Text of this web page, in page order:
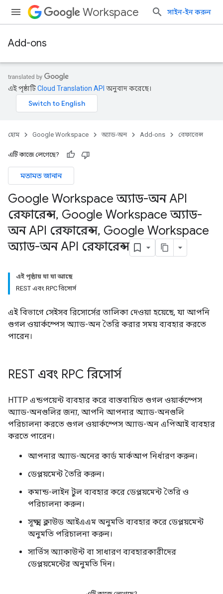
Workspace সাইন-ইন করুন
Add-ons
এই পৃষ্ঠাটিCloud Translation API অনুবাদ করেছে।
হোম Google Workspace অ্যাড-অন Add-ons রেফারেন্স
এটি কাজে লেগেছে?
মতামত জানান
Google Workspace অ্যাড-অন API
রেফারেন্স, Google Workspace অ্যাড-
অন API রেফারেন্স, Google Workspace
অ্যাড-অন API রেফারেন্স
এই পৃষ্ঠায় যা যা আছে
REST এবং RPC রিসোর্স
এই বিভাগে সেইসব রিসোর্সের তালিকা দেওয়া হয়েছে, যা আপনি
গুগল ওয়ার্কস্পেস অ্যাড-অন তৈরি করার সময় ব্যবহার করতে
পারেন।
REST এবং RPC রিসোর্স
HTTP এন্ডপয়েন্ট ব্যবহার করে বাস্তবায়িত গুগল ওয়ার্কস্পেস
অ্যাড-অনগুলির জন্য, আপনি আপনার অ্যাড-অনগুলি
পরিচালনা করতে গুগল ওয়ার্কস্পেস অ্যাড-অন এপিআই ব্যবহার
করতে পারেন।
আপনার অ্যাড-অনের কার্ড মার্কআপ নির্ধারণ করুন।
ডেপ্লয়মেন্ট তৈরি করুন।
কমান্ড-লাইন টুল ব্যবহার করে ডেপ্লয়মেন্ট তৈরি ও
পরিচালনা করুন।
সূক্ষ্ম ক্লাউড আইএএম অনুমতি ব্যবহার করে ডেপ্লয়মেন্ট
অনুমতি পরিচালনা করুন।
সার্ভিস অ্যাকাউন্ট বা সাধারণ ব্যবহারকারীদের
ডেপ্লয়মেন্টের অনুমতি দিন।